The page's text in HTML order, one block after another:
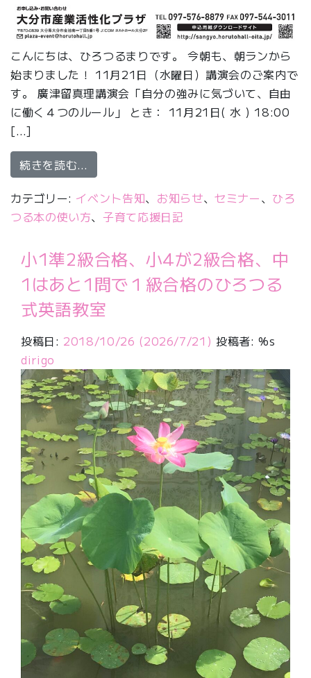
こんにちは、ひろつるまりです。 今朝も、朝ランから
始まりました！ 11月21日（水曜日）講演会のご案内で
す。 廣津留真理講演会「自分の強みに気づいて、自由
に働く４つのルール」 とき： 11月21日( 水 ) 18:00
[…]
続きを読む…
カテゴリー: イベント告知、 お知らせ、セミナー、 ひろ
つる本の使い方、子育て応援日記
小1準2級合格、小4が2級合格、中
1はあと1問で１級合格のひろつる
式英語教室
投稿日: 2018/10/26 (2026/7/21) 投稿者: %s
dirigo